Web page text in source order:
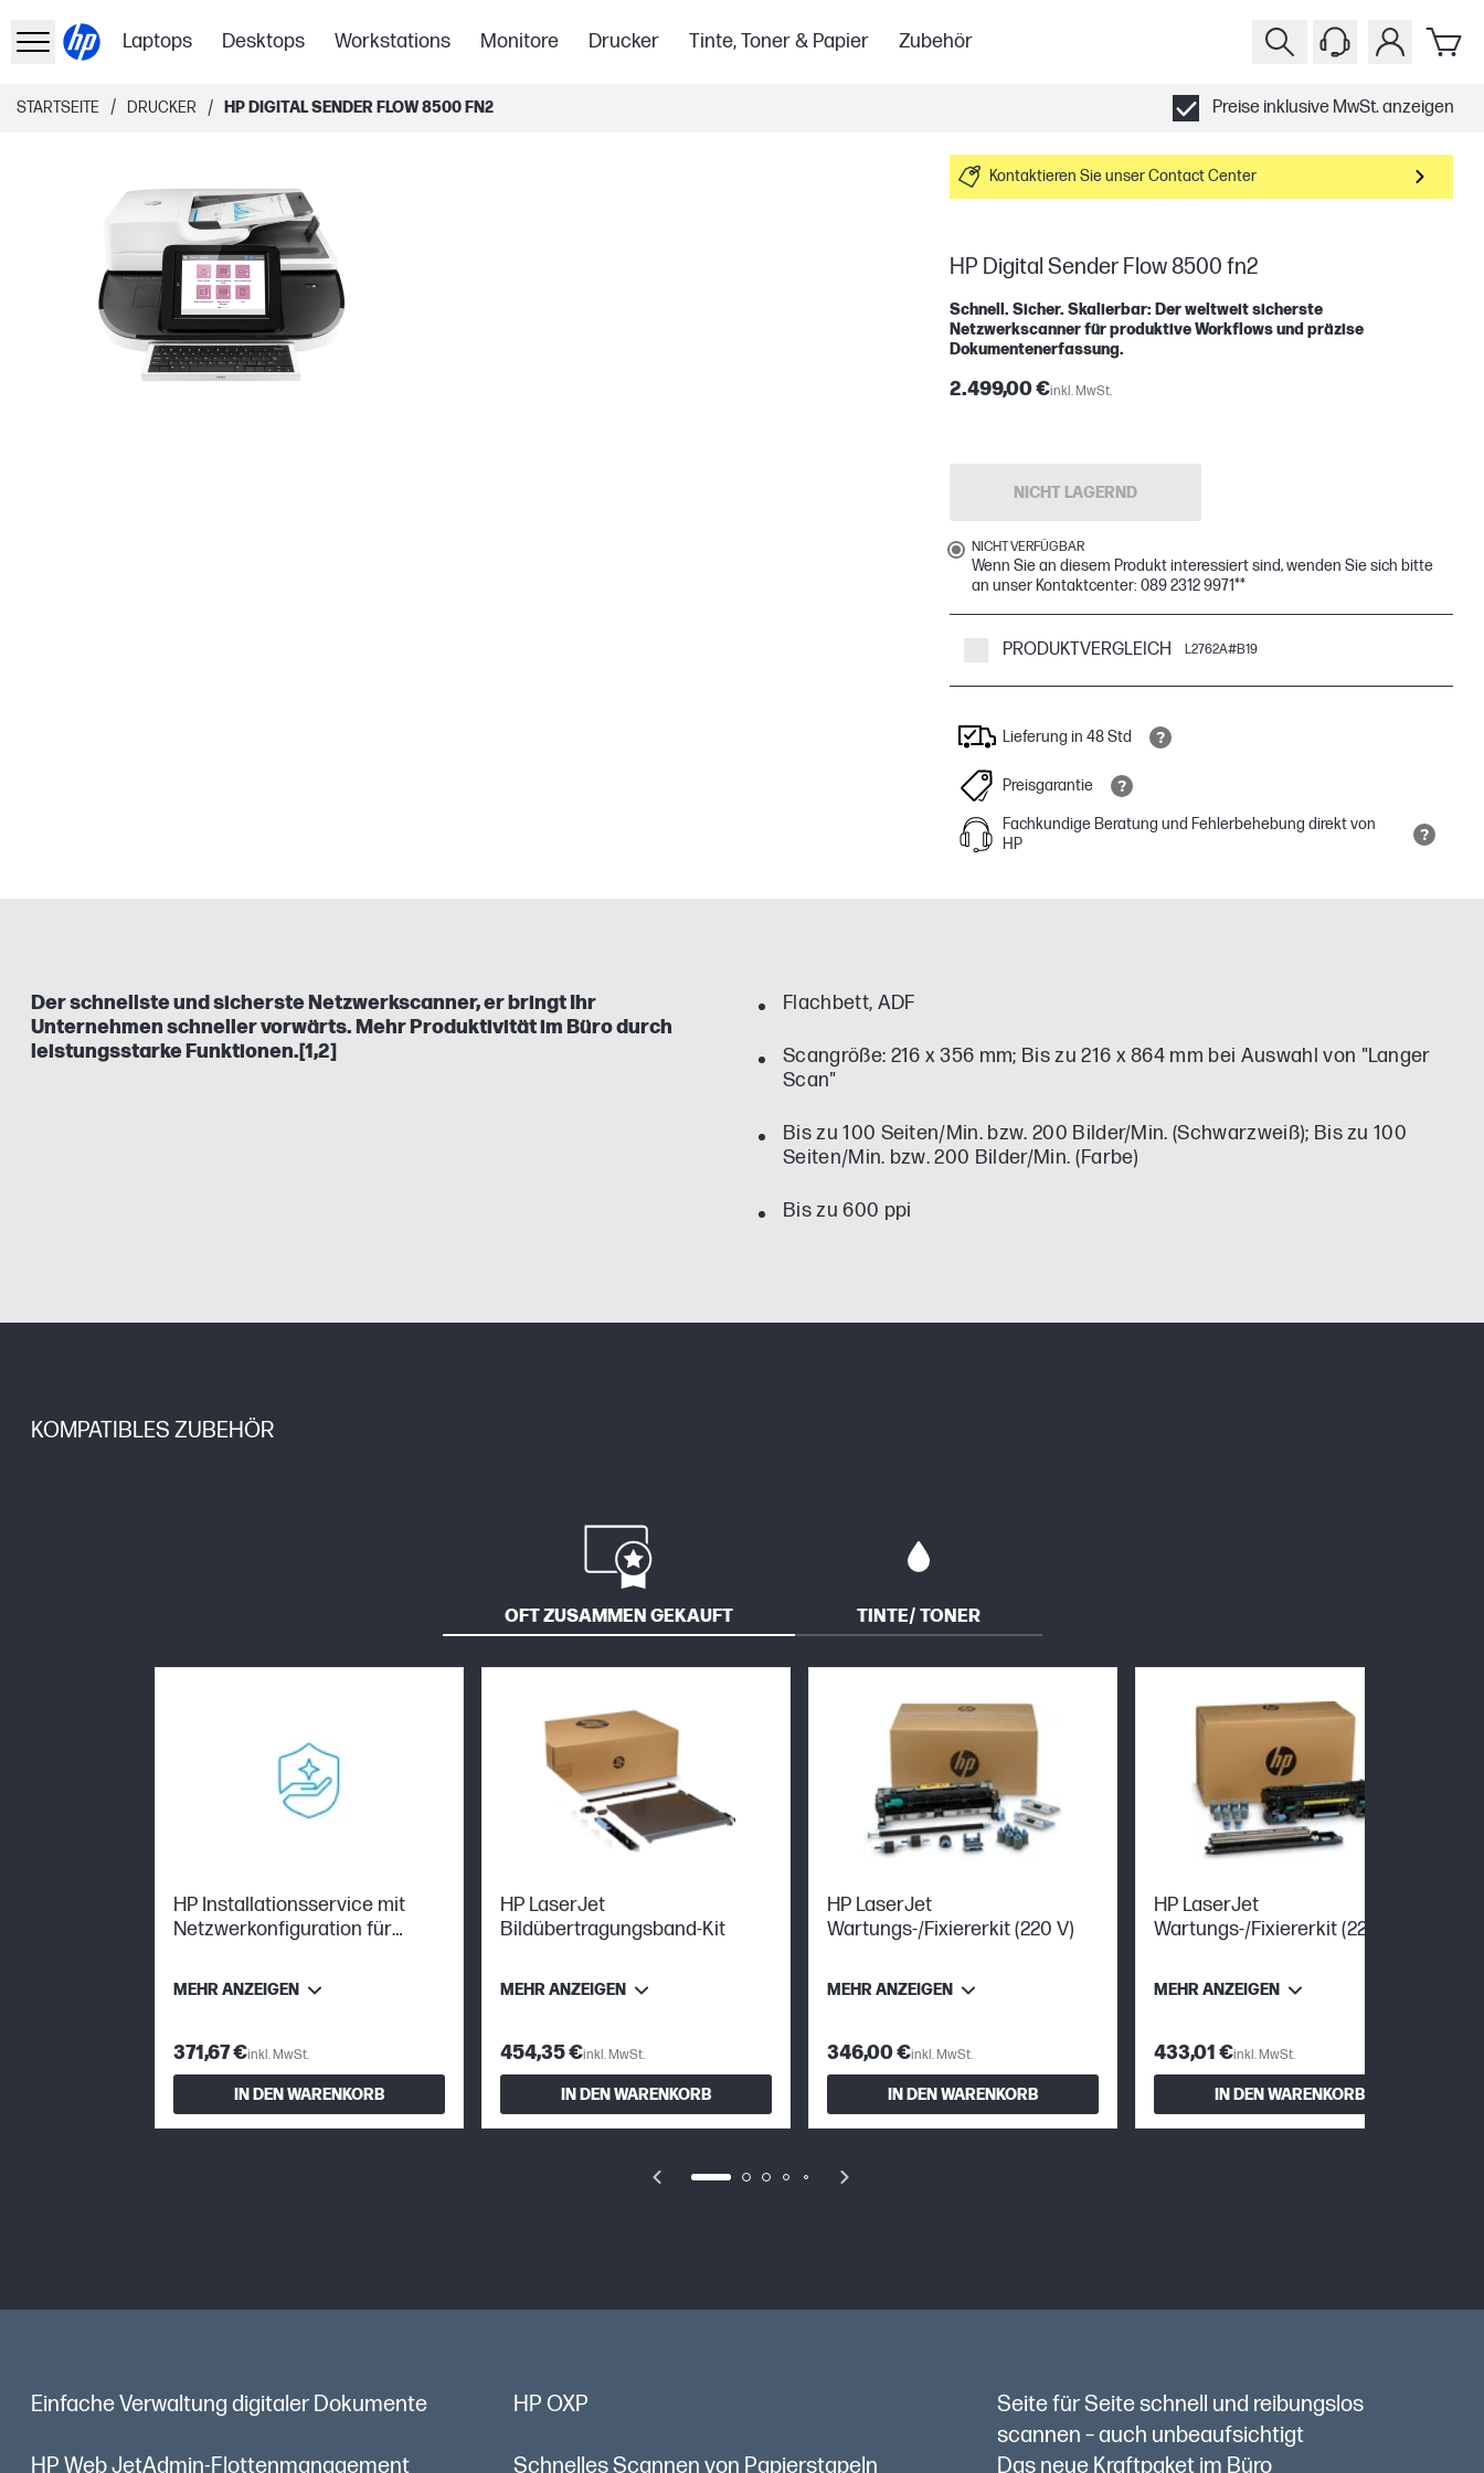
Laptops Desktops Workstations Monitore Drucker Tinte, Toner & Papier Zubehör
STARTSEITE / DRUCKER / HP DIGITAL SENDER FLOW 8500 FN2 Preise inklusive MwSt. anzeigen
Kontaktieren Sie unser Contact Center
HP Digital Sender Flow 8500 fn2
Schnell. Sicher. Skalierbar: Der weltweit sicherste
Netzwerkscanner für produktive Workflows und präzise
Dokumentenerfassung.
2.499,00 €inkl. MwSt.
NICHT LAGERND
NICHT VERFÜGBAR
Wenn Sie an diesem Produkt interessiert sind, wenden Sie sich bitte
an unser Kontaktcenter: 089 2312 9971**
PRODUKTVERGLEICH L2762A#B19
Lieferung in 48 Std
Preisgarantie
Fachkundige Beratung und Fehlerbehebung direkt von
HP
Der schnellste und sicherste Netzwerkscanner, er bringt Ihr
Unternehmen schneller vorwärts. Mehr Produktivität im Büro durch
leistungsstarke Funktionen.[1,2]
Flachbett, ADF
Scangröße: 216 x 356 mm; Bis zu 216 x 864 mm bei Auswahl von "Langer
Scan"
Bis zu 100 Seiten/Min. bzw. 200 Bilder/Min. (Schwarzweiß); Bis zu 100
Seiten/Min. bzw. 200 Bilder/Min. (Farbe)
Bis zu 600 ppi
KOMPATIBLES ZUBEHÖR
OFT ZUSAMMEN GEKAUFT TINTE/ TONER
HP Installationsservice mit
Netzwerkonfiguration für
Einheit)
MEHR ANZEIGEN
371,67 €inkl. MwSt.
IN DEN WARENKORB
HP LaserJet
Bildübertragungsband-Kit
MEHR ANZEIGEN
454,35 €inkl. MwSt.
IN DEN WARENKORB
HP LaserJet
Wartungs-/Fixiererkit (220 V)
MEHR ANZEIGEN
346,00 €inkl. MwSt.
IN DEN WARENKORB
HP LaserJet
Wartungs-/Fixiererkit (220 V)
MEHR ANZEIGEN
433,01 €inkl. MwSt.
IN DEN WARENKORB
Einfache Verwaltung digitaler Dokumente HP OXP
Seite für Seite schnell und reibungslos
scannen – auch unbeaufsichtigt
HP Web JetAdmin-Flottenmanagement
Schnelles Scannen von Papierstapeln Das neue Kraftpaket im Büro